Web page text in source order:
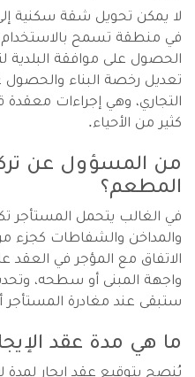
لا يمكن تحويل شقة سكنية
في منطقة تسمح
الحصول على موافقة البلدية
تعديل رخصة البناء
التجاري، وهي إجراءات معقدة
كثير من الأحياء.
من المسؤول عن
المطعم؟
في الغالب يتحمل المستأجر
والمداخن والشفاطات كجزء
الاتفاق مع المؤجر في العقد
واجهة المبنى أو سطحه،
ستبقى عند مغادرة المستأجر
ما هي مدة عقد